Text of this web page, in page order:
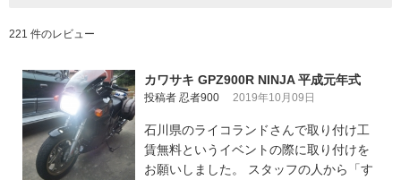
221 件のレビュー
カワサキ GPZ900R NINJA 平成元年式
投稿者 忍者900 2019年10月09日
石川県のライコランドさんで取り付け工
賃無料というイベントの際に取り付けを
お願いしました。 スタッフの人から「す